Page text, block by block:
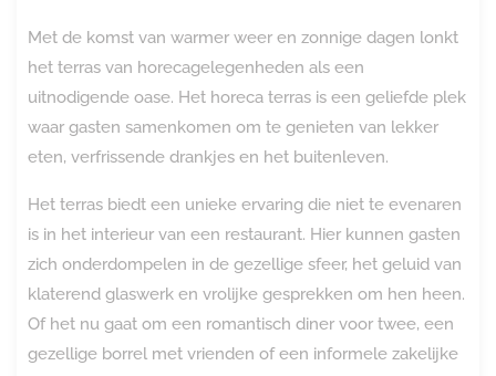
Met de komst van warmer weer en zonnige dagen lonkt
het terras van horecagelegenheden als een
uitnodigende oase. Het horeca terras is een geliefde plek
waar gasten samenkomen om te genieten van lekker
eten, verfrissende drankjes en het buitenleven.
Het terras biedt een unieke ervaring die niet te evenaren
is in het interieur van een restaurant. Hier kunnen gasten
zich onderdompelen in de gezellige sfeer, het geluid van
klaterend glaswerk en vrolijke gesprekken om hen heen.
Of het nu gaat om een romantisch diner voor twee, een
gezellige borrel met vrienden of een informele zakelijke